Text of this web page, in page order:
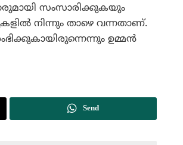
സംസാരിക്കുകയും
നിന്നും താഴെ വന്നതാണ്.
ഉമ്മന്‍
Send